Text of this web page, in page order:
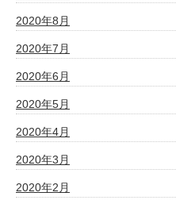
2020年8月
2020年7月
2020年6月
2020年5月
2020年4月
2020年3月
2020年2月